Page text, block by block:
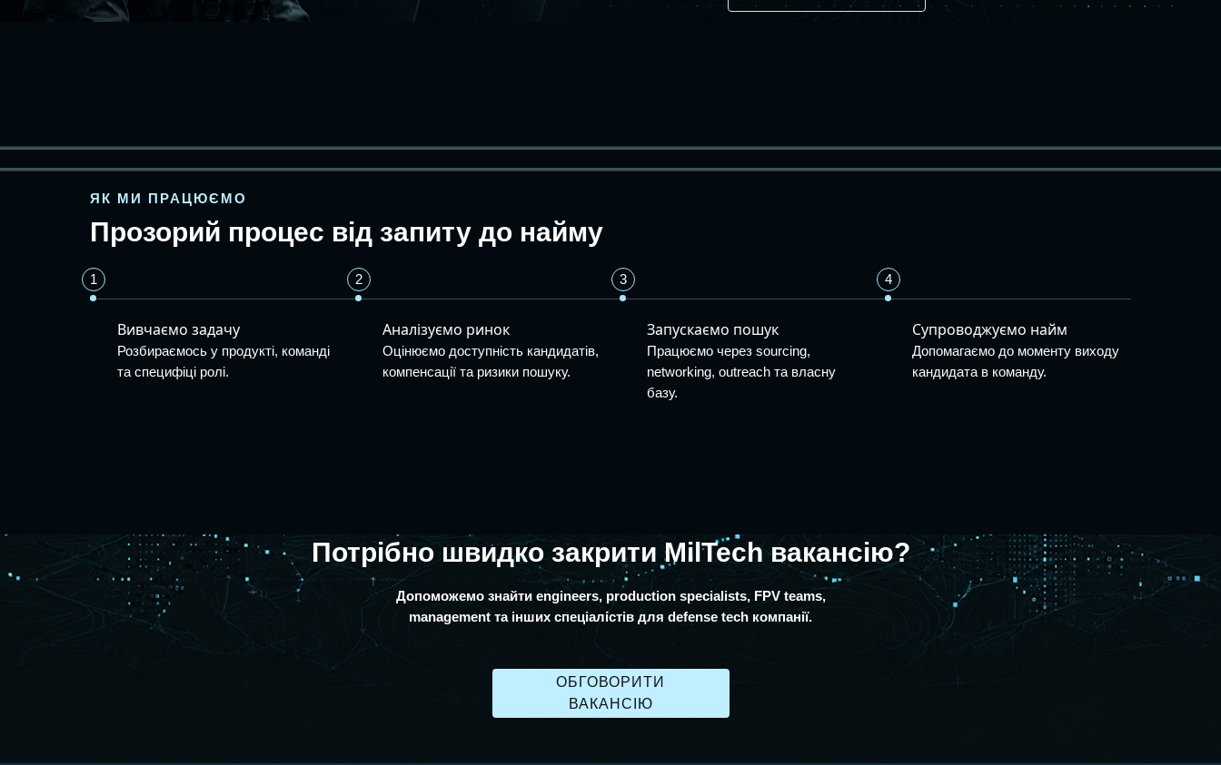
ЯК МИ ПРАЦЮЄМО
Прозорий процес від запиту до найму
1
Вивчаємо задачу
Розбираємось у продукті, команді
та специфіці ролі.
2
Аналізуємо ринок
Оцінюємо доступність кандидатів,
компенсації та ризики пошуку.
3
Запускаємо пошук
Працюємо через sourcing,
networking, outreach та власну
базу.
4
Супроводжуємо найм
Допомагаємо до моменту виходу
кандидата в команду.
Потрібно швидко закрити MilTech вакансію?
Допоможемо знайти engineers, production specialists, FPV teams,
management та інших спеціалістів для defense tech компанії.
ОБГОВОРИТИ
ВАКАНСІЮ